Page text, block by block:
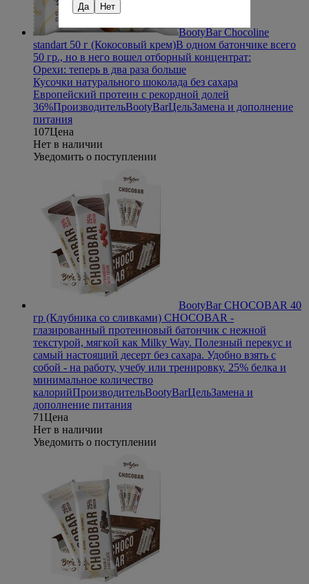
BootyBar Chocoline
standart 50 г (Кокосовый крем)В одном батончике всего
50 гр., но в него вошел отборный концентрат:
Орехи: теперь в два раза больше
Кусочки натурального шоколада без сахара
Европейский протеин с рекордной долей
36%ПроизводительBootyBarЦельЗамена и дополнение
питания
107Цена
Нет в наличии
Уведомить о поступлении
BootyBar CHOCOBAR 40
гр (Клубника со сливками) CHOCOBAR -
глазированный протеиновый батончик с нежной
текстурой, мягкой как Milky Way. Полезный перекус и
самый настоящий десерт без сахара. Удобно взять с
собой - на работу, учебу или тренировку. 25% белка и
минимальное количество
калорийПроизводительBootyBarЦельЗамена и
дополнение питания
71Цена
Нет в наличии
Уведомить о поступлении
Да Нет